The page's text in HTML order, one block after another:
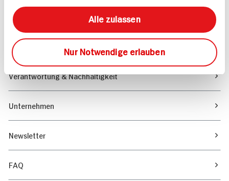
Alle zulassen
Nur Notwendige erlauben
Marktfinder
Unser Magazin
Verantwortung & Nachhaltigkeit
Unternehmen
Newsletter
FAQ